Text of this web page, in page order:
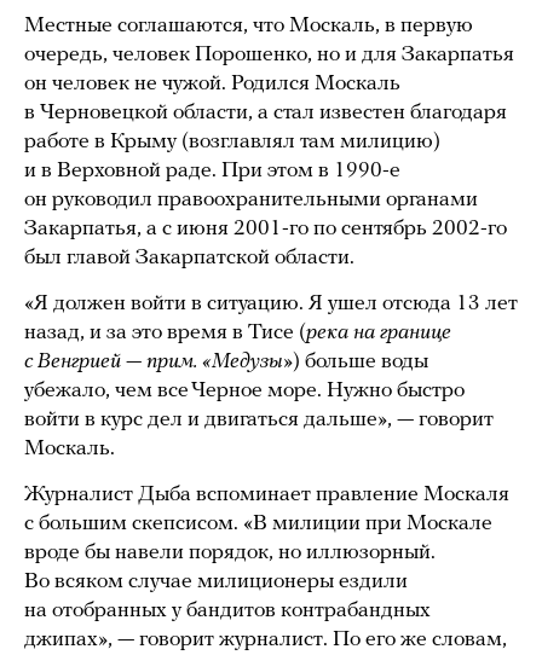
Местные соглашаются, что Москаль, в первую
очередь, человек Порошенко, но и для Закарпатья
он человек не чужой. Родился Москаль
в Черновецкой области, а стал известен благодаря
работе в Крыму (возглавлял там милицию)
и в Верховной раде. При этом в 1990-е
он руководил правоохранительными органами
Закарпатья, а с июня 2001-го по сентябрь 2002-го
был главой Закарпатской области.
«Я должен войти в ситуацию. Я ушел отсюда 13 лет
назад, и за это время в Тисе (река на границе
с Венгрией — прим. «Медузы») больше воды
убежало, чем все Черное море. Нужно быстро
войти в курс дел и двигаться дальше», — говорит
Москаль.
Журналист Дыба вспоминает правление Москаля
с большим скепсисом. «В милиции при Москале
вроде бы навели порядок, но иллюзорный.
Во всяком случае милиционеры ездили
на отобранных у бандитов контрабандных
джипах», — говорит журналист. По его же словам,